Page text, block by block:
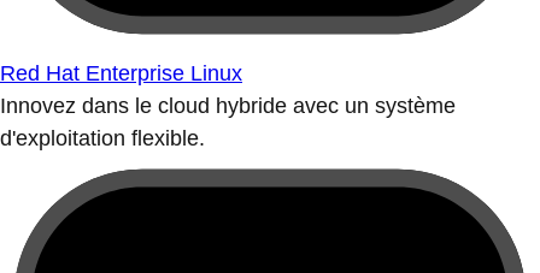
Red Hat Enterprise Linux
Innovez dans le cloud hybride avec un système
d'exploitation flexible.